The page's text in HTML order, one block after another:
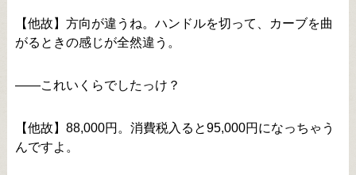
【他故】方向が違うね。ハンドルを切って、カーブを曲
がるときの感じが全然違う。
――これいくらでしたっけ？
【他故】88,000円。消費税入ると95,000円になっちゃう
んですよ。